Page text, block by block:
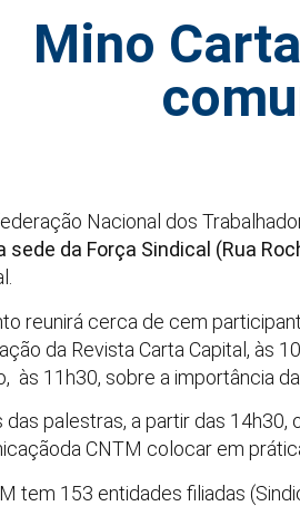
Mino
Nacional dos
sede da Força Sindical (Rua
reunirá cerca de cem
da Revista Carta Capital, às
às 11h30, sobre a importância
das palestras, a partir das
CNTM colocar em
tem 153 entidades filiadas